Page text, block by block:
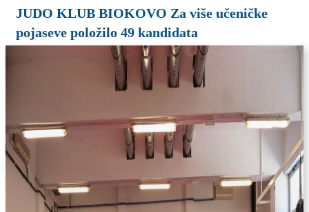
JUDO KLUB BIOKOVO Za više učeničke
pojaseve položilo 49 kandidata